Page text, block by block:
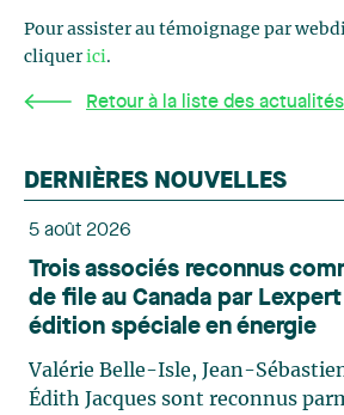
Pour assister au témoignage par
cliquerici.
Retour à la liste des actualités
DERNIÈRES NOUVELLES
5 août 2026
Trois associés reconnus
de file au Canada par
édition spéciale en énergie
Valérie Belle-Isle, Jean-
Édith Jacques sont reconnus